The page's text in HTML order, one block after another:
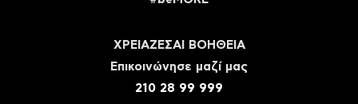
ΧΡΕΙΑΖΕΣΑΙ ΒΟΗΘΕΙΑ
Eπικοινώνησε μαζί μας
210 28 99 999